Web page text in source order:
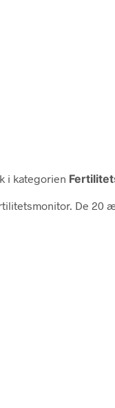
i kategorien
De